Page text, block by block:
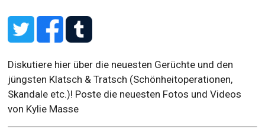
Diskutiere hier über die neuesten Gerüchte und den
jüngsten Klatsch & Tratsch (Schönheitoperationen,
Skandale etc.)! Poste die neuesten Fotos und Videos
von Kylie Masse